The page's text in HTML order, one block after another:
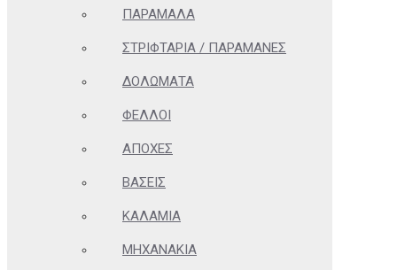
ΠΑΡΆΜΑΛΑ
ΣΤΡΙΦΤΆΡΙΑ / ΠΑΡΑΜΆΝΕΣ
ΔΟΛΏΜΑΤΑ
ΦΕΛΛΟΊ
ΑΠΌΧΕΣ
ΒΆΣΕΙΣ
ΚΑΛΆΜΙΑ
ΜΗΧΑΝΆΚΙΑ